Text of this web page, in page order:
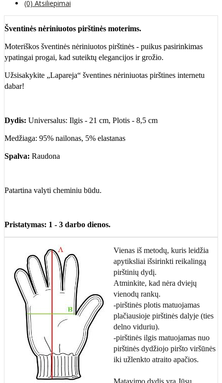
(0) Atsiliepimai
Šventinės nėriniuotos pirštinės moterims.
Moteriškos šventinės nėriniuotos pirštinės - puikus pasirinkimas
ypatingai progai, kad suteiktų elegancijos ir grožio.
Užsisakykite „Lapareja“ šventines nėriniuotas pirštines internetu
dabar!
Dydis: Universalus: Ilgis - 21 cm, Plotis - 8,5 cm
Medžiaga: 95% nailonas, 5% elastanas
Spalva: Raudona
Patartina valyti cheminiu būdu.
Pristatymas: 1 - 3 darbo dienos.
Vienas iš metodų, kuris leidžia
apytiksliai išsirinkti reikalingą
pirštinių dydį.
Atminkite, kad nėra dviejų
vienodų rankų.
-pirštinės plotis matuojamas
plačiausioje pirštinės dalyje (ties
delno viduriu).
-pirštinės ilgis matuojamas nuo
pirštinės dydžiojo piršto viršūnės
iki užlenkto atraito apačios.
Matavimo dydis yra Jūsų